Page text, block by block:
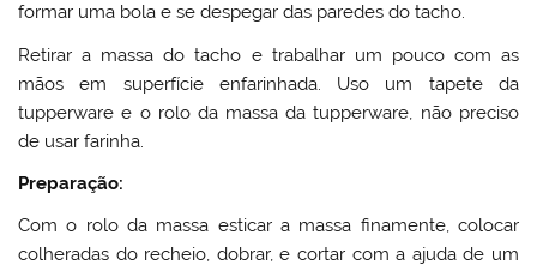
formar uma bola e se despegar das paredes do tacho.
Retirar a massa do tacho e trabalhar um pouco com as
mãos em superfície enfarinhada. Uso um tapete da
tupperware e o rolo da massa da tupperware, não preciso
de usar farinha.
Preparação:
Com o rolo da massa esticar a massa finamente, colocar
colheradas do recheio, dobrar, e cortar com a ajuda de um